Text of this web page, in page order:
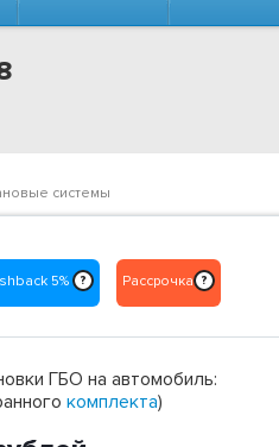
системы
5% ? Рассрочка ?
ГБО на автомобиль:
комплекта)